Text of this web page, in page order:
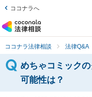
ココナラへ
ココナラ法律相談 法律Q&A
めちゃコミック
可能性は？